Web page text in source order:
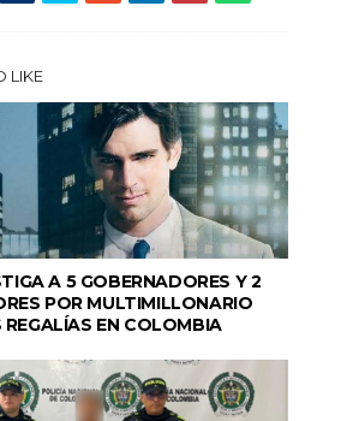
LIKE
A 5 GOBERNADORES Y 2
POR MULTIMILLONARIO
EN COLOMBIA